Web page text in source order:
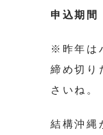
申込期
※昨年は
締め切り
さいね。
結構沖縄